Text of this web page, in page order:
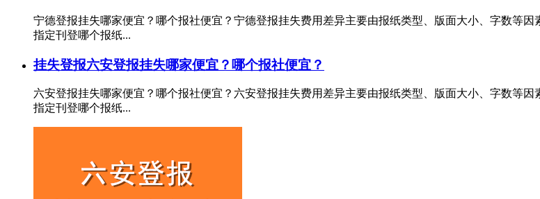
宁德登报挂失哪家便宜？哪个报社便宜？宁德登报挂失费用差异主要由报纸类型、版面大小、字数等
指定刊登哪个报纸...
挂失登报六安登报挂失哪家便宜？哪个报社便宜？
六安登报挂失哪家便宜？哪个报社便宜？六安登报挂失费用差异主要由报纸类型、版面大小、字数等
指定刊登哪个报纸...